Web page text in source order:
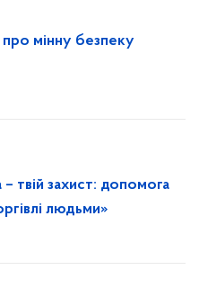
про мінну безпеку
твій захист: допомога
людьми»